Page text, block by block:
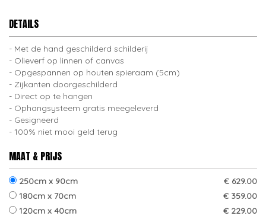
DETAILS
Met de hand geschilderd schilderij
Olieverf op linnen of canvas
Opgespannen op houten spieraam (5cm)
Zijkanten doorgeschilderd
Direct op te hangen
Ophangsysteem gratis meegeleverd
Gesigneerd
100% niet mooi geld terug
MAAT & PRIJS
250cm x 90cm
€ 629.00
180cm x 70cm
€ 359.00
120cm x 40cm
€ 229.00